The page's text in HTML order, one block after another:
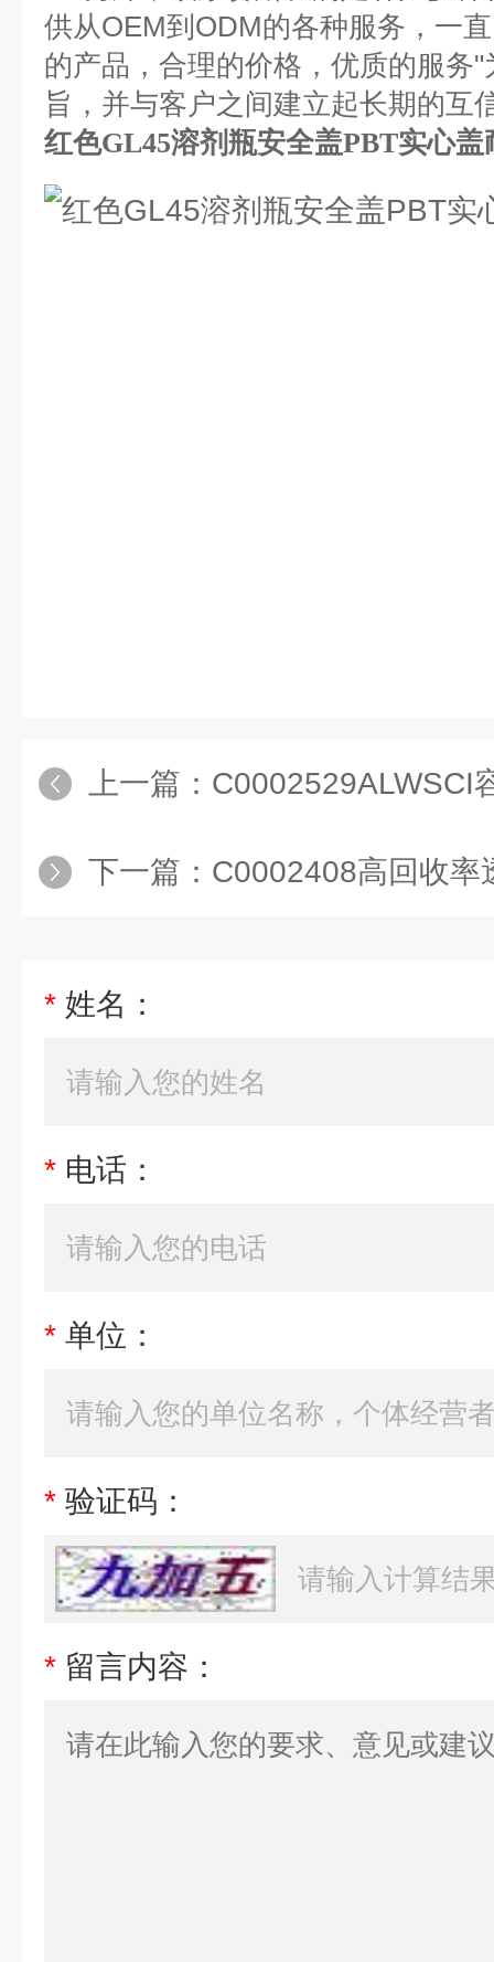
供从OEM到ODM的各种服务，一
的产品，合理的价格，优质的服务
旨，并与客户之间建立起长期的互
红色GL45溶剂瓶安全盖PBT实心盖
上一篇： C0002529ALWSCI容量瓶高
下一篇： C0002408高回收率透明样
* 姓名：
* 电话：
* 单位：
* 验证码：
* 留言内容：